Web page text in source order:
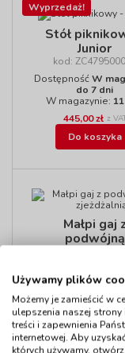
Wyprzedaż!
Stół
Junior
kod:
DostępnośćW
do 7 dni
W magazynie:
445,00 zł z
Do koszyka
Małpi gaj
podwójną
DostępnośćW
2 szt.
do 7 dni
W magazynie:2
1 949,00 zł z
Używamy plików
Możemy je zamieścić w
ulepszenia naszej
treści i zapewnienia
internetowej. Aby
których używamy,